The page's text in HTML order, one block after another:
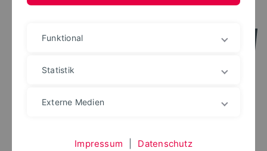
Funktional
Statistik
Externe Medien
Impressum Datenschutz